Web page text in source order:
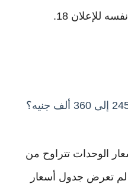
للإعلان 18.
الوحدات تتراوح من
لكنها لم تعرض جدول أسعار